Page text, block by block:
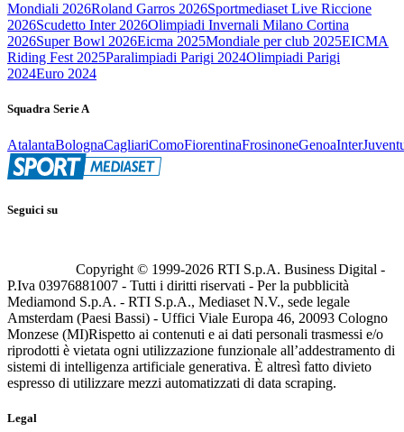
Mondiali 2026Roland Garros 2026Sportmediaset Live Riccione
2026Scudetto Inter 2026Olimpiadi Invernali Milano Cortina
2026Super Bowl 2026Eicma 2025Mondiale per club 2025EICMA
Riding Fest 2025Paralimpiadi Parigi 2024Olimpiadi Parigi
2024Euro 2024
Squadra Serie A
AtalantaBolognaCagliariComoFiorentinaFrosinoneGenoaInter
Seguici su
Copyright © 1999-2026 RTI S.p.A. Business Digital -
P.Iva 03976881007 - Tutti i diritti riservati - Per la pubblicità
Mediamond S.p.A. - RTI S.p.A., Mediaset N.V., sede legale
Amsterdam (Paesi Bassi) - Uffici Viale Europa 46, 20093 Cologno
Monzese (MI)Rispetto ai contenuti e ai dati personali trasmessi e/o
riprodotti è vietata ogni utilizzazione funzionale all’addestramento di
sistemi di intelligenza artificiale generativa. È altresì fatto divieto
espresso di utilizzare mezzi automatizzati di data scraping.
Legal